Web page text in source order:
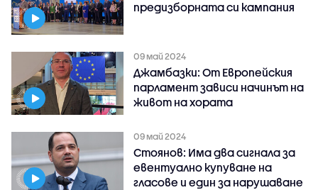
предизборната си кампания
09 май 2024
Джамбазки: От Европейския
парламент зависи начинът на
живот на хората
09 май 2024
Стоянов: Има два сигнала за
евентуално купуване на
гласове и един за нарушаване